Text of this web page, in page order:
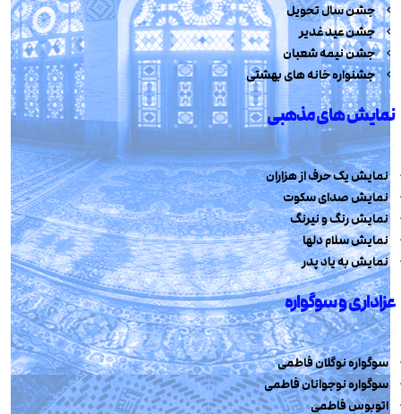
جشن سال تحویل
جشن عید غدیر
جشن نیمه شعبان
جشنواره خانه های بهشتی
نمایش های مذهبی
نمایش یک حرف از هزاران
نمایش صدای سکوت
نمایش رنگ و نیرنگ
نمایش سلام دلها
نمایش به یاد پدر
عزاداری و سوگواره
سوگواره نوگلان فاطمی
سوگواره نوجوانان فاطمی
اتوبوس فاطمی